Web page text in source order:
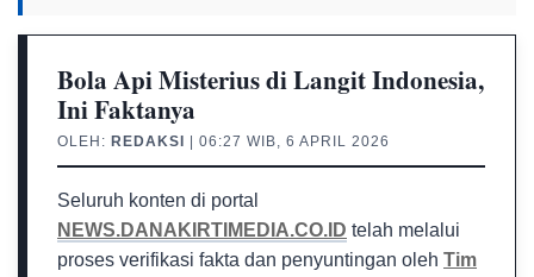
Bola Api Misterius di Langit Indonesia,
Ini Faktanya
OLEH: REDAKSI | 06:27 WIB, 6 APRIL 2026
Seluruh konten di portal
NEWS.DANAKIRTIMEDIA.CO.ID telah melalui
proses verifikasi fakta dan penyuntingan oleh Tim